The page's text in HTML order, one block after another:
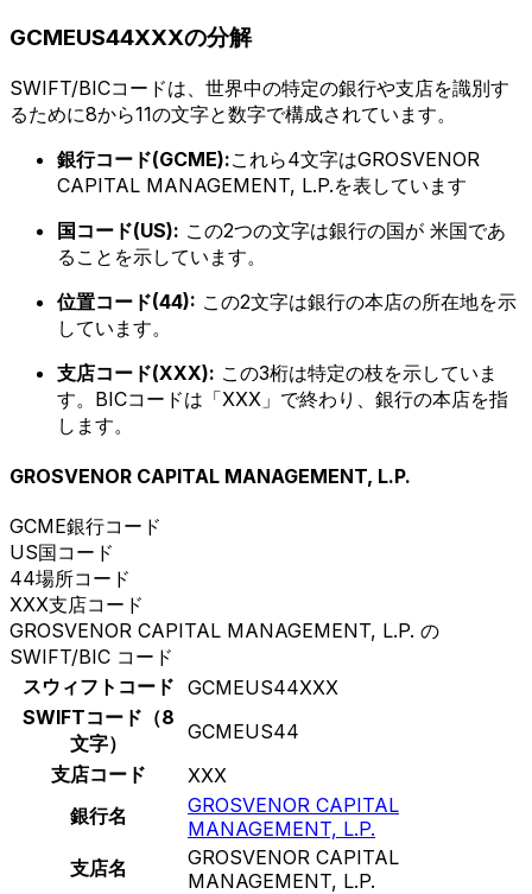
GCMEUS44XXXの分解
SWIFT/BICコードは、世界中の特定の銀行や支店を識別す
るために8から11の文字と数字で構成されています。
銀行コード(GCME):これら4文字はGROSVENOR
CAPITAL MANAGEMENT, L.P.を表しています
国コード(US): この2つの文字は銀行の国が 米国であ
ることを示しています。
位置コード(44): この2文字は銀行の本店の所在地を示
しています。
支店コード(XXX): この3桁は特定の枝を示していま
す。BICコードは「XXX」で終わり、銀行の本店を指
します。
GROSVENOR CAPITAL MANAGEMENT, L.P.
GCME銀行コード
US国コード
44場所コード
XXX支店コード
GROSVENOR CAPITAL MANAGEMENT, L.P. の
SWIFT/BIC コード
スウィフトコード GCMEUS44XXX
SWIFTコード（8
文字）
GCMEUS44
支店コード
XXX
銀行名
GROSVENOR CAPITAL
MANAGEMENT, L.P.
支店名
GROSVENOR CAPITAL
MANAGEMENT, L.P.